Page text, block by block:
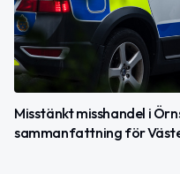
Misstänkt misshandel i
sammanfattning för